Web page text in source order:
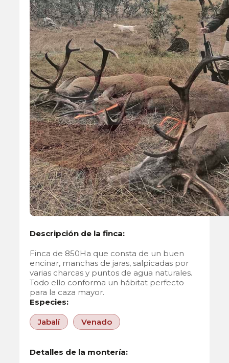
Descripción de la finca:
Finca de 850Ha que consta de un buen
encinar, manchas de jaras, salpicadas por
varias charcas y puntos de agua naturales.
Todo ello conforma un hábitat perfecto
para la caza mayor.
Especies:
Jabalí Venado
Detalles de la montería: